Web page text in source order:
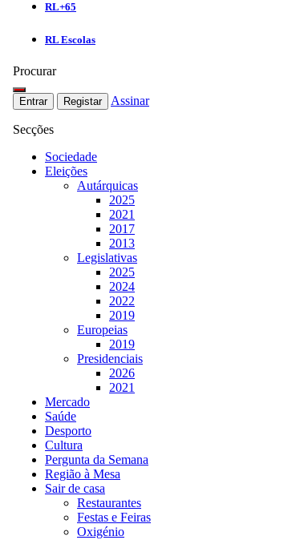
RL+65
RL Escolas
Procurar
Entrar Registar Assinar
Secções
Sociedade
Eleições
Autárquicas
2025
2021
2017
2013
Legislativas
2025
2024
2022
2019
Europeias
2019
Presidenciais
2026
2021
Mercado
Saúde
Desporto
Cultura
Pergunta da Semana
Região à Mesa
Sair de casa
Restaurantes
Festas e Feiras
Oxigénio